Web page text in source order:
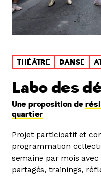
THÉÂTRE DANSE
Labo des
Une proposition de
quartier
Projet participatif et
programmation
semaine par mois
partagés, trainings,